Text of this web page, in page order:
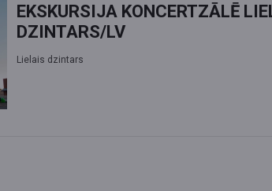
EKSKURSIJA KONCERTZĀLĒ
DZINTARS/LV
Lielais dzintars